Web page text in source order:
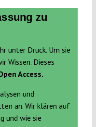
zu
unter Druck. Um sie
Wissen. Dieses
Access.
und
an. Wir klären auf
und wie sie